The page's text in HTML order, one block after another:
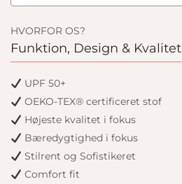
HVORFOR OS?
Funktion, Design & Kvalitet
UPF 50+
OEKO-TEX® certificeret stof
Højeste kvalitet i fokus
Bæredygtighed i fokus
Stilrent og Sofistikeret
Comfort fit